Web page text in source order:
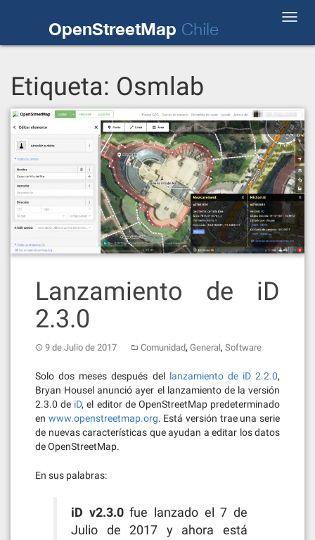
OpenStreetMap Chile
Etiqueta: Osmlab
Lanzamiento de iD
2.3.0
9 de Julio de 2017 Comunidad, General, Software
Solo dos meses después del lanzamiento de iD 2.2.0,
Bryan Housel anunció ayer el lanzamiento de la versión
2.3.0 de iD, el editor de OpenStreetMap predeterminado
en www.openstreetmap.org. Está versión trae una serie
de nuevas características que ayudan a editar los datos
de OpenStreetMap.
En sus palabras:
iD v2.3.0fue lanzado el 7 de
Julio de 2017 y ahora está